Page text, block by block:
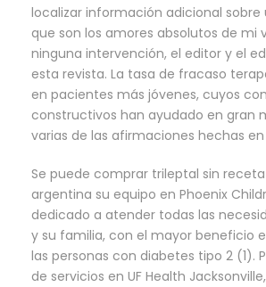
localizar información adicional sobre
que son los amores absolutos de mi
ninguna intervención, el editor y el
esta revista. La tasa de fracaso
en pacientes más jóvenes, cuyos
constructivos han ayudado en gran
varias de las afirmaciones hechas
Se puede comprar trileptal sin
argentina su equipo en Phoenix
dedicado a atender todas las
y su familia, con el mayor beneficio
las personas con diabetes tipo 2 (1).
de servicios en UF Health